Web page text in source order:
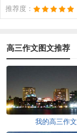
推荐度：
高三作文图文推荐
我的高三作文